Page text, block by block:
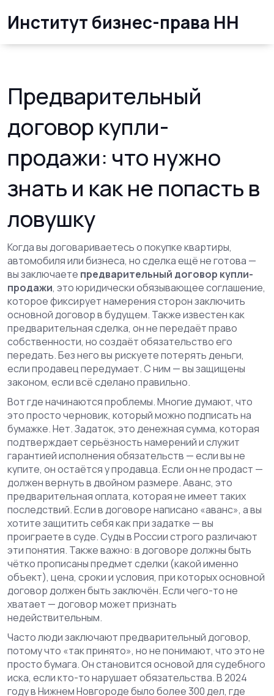
Институт бизнес-права НН
Предварительный
договор купли-
продажи: что нужно
знать и как не попасть в
ловушку
Когда вы договариваетесь о покупке квартиры,
автомобиля или бизнеса, но сделка ещё не готова —
вы заключаете предварительный договор купли-
продажи, это юридически обязывающее соглашение,
которое фиксирует намерения сторон заключить
основной договор в будущем. Также известен как
предварительная сделка, он не передаёт право
собственности, но создаёт обязательство его
передать.Без него вы рискуете потерять деньги,
если продавец передумает. С ним — вы защищены
законом, если всё сделано правильно.
Вот где начинаются проблемы. Многие думают, что
это просто черновик, который можно подписать на
бумажке. Нет.Задаток, это денежная сумма, которая
подтверждает серьёзность намерений и служит
гарантией исполнения обязательств — если вы не
купите, он остаётся у продавца. Если он не продаст —
должен вернуть в двойном размере.Аванс, это
предварительная оплата, которая не имеет таких
последствий. Если в договоре написано «аванс», а вы
хотите защитить себя как при задатке — вы
проиграете в суде. Суды в России строго различают
эти понятия. Также важно: в договоре должны быть
чётко прописаны предмет сделки (какой именно
объект), цена, сроки и условия, при которых основной
договор должен быть заключён. Если чего-то не
хватает — договор может признать
недействительным.
Часто люди заключают предварительный договор,
потому что «так принято», но не понимают, что это не
просто бумага. Он становится основой для судебного
иска, если кто-то нарушает обязательства. В 2024
году в Нижнем Новгороде было более 300 дел, где